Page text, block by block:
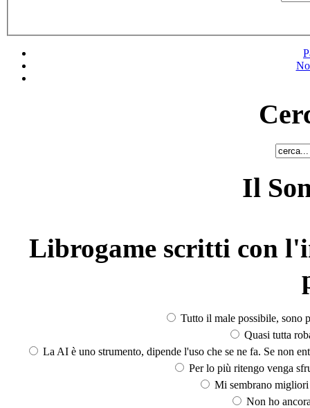
Il
Librogame scritti con
Tutto il male possibile, sono
Quasi tutta
La AI è uno strumento, dipende l'uso che se ne fa. Se non
Per lo più ritengo venga
Mi sembrano
Non ho